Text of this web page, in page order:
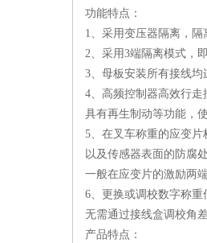
功能特点：
1、采用变压器隔离，
2、采用3端隔离模式，
3、母板安装所有接线
4、高频控制器高效行
具有再生制动等功能，
5、在叉车称重的应变
以及传感器表面的防腐
一般在应变片的激励两
6、更换或调校数字称
无需通过接线盒调校角
产品特点：